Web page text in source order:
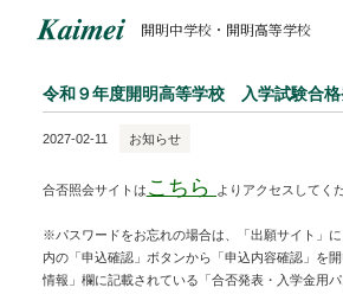
開明中学校・開明高等学校
令和９年度開明高等学校 入学試験合格
2027-02-11 お知らせ
合否照会サイトは こちら よりアクセスしてく
※パスワードをお忘れの場合は、「出願サイト」
内の「申込確認」ボタンから「申込内容確認」を
情報」欄に記載されている「合否発表・入学金用